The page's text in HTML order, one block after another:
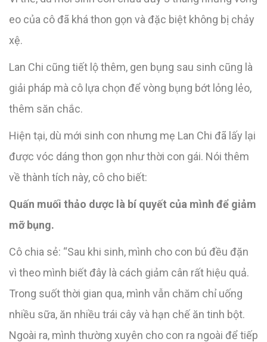
eo của cô đã khá thon gọn và đặc biệt không bị chảy
xệ.
Lan Chi cũng tiết lộ thêm, gen bụng sau sinh cũng là
giải pháp mà cô lựa chọn để vòng bụng bớt lỏng lẻo,
thêm săn chắc.
Hiện tại, dù mới sinh con nhưng mẹ Lan Chi đã lấy lại
được vóc dáng thon gọn như thời con gái. Nói thêm
về thành tích này, cô cho biết:
Quấn muối thảo dược là bí quyết của mình để giảm
mỡ bụng.
Cô chia sẻ: “Sau khi sinh, mình cho con bú đều đặn
vì theo mình biết đây là cách giảm cân rất hiệu quả.
Trong suốt thời gian qua, mình vẫn chăm chỉ uống
nhiều sữa, ăn nhiều trái cây và hạn chế ăn tinh bột.
Ngoài ra, mình thường xuyên cho con ra ngoài để tiếp